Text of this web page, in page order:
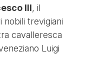
III, il
nobili trevigiani
cavalleresca
Luigi